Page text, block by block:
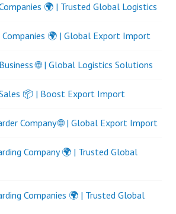
🌍 | Trusted Global Logistics
🌍 | Global Export Import
🌐 | Global Logistics Solutions
📦 | Boost Export Import
Company 🌐 | Global Export Import
Company 🌍 | Trusted Global
Companies 🌍 | Trusted Global